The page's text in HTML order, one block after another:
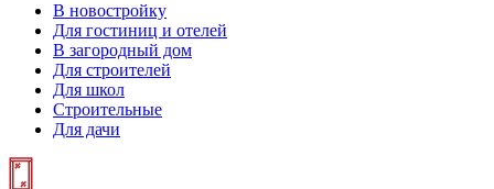
В новостройку
Для гостиниц и отелей
В загородный дом
Для строителей
Для школ
Строительные
Для дачи